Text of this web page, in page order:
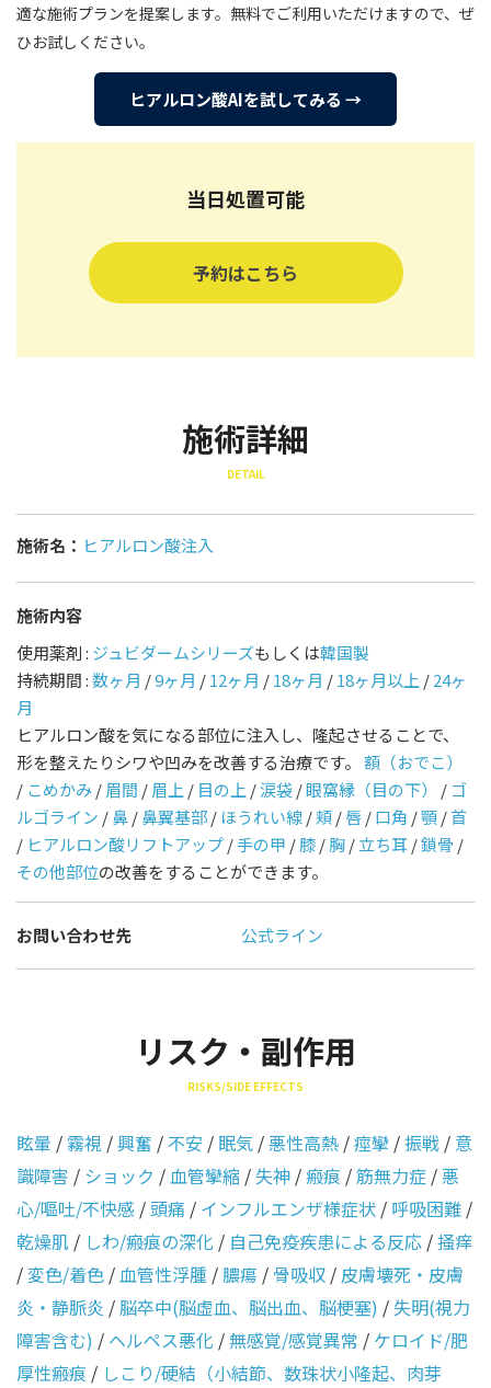
適な施術プランを提案します。無料でご利用いただけますので、ぜ
ひお試しください。
ヒアルロン酸AIを試してみる →
当日処置可能
予約はこちら
施術詳細
DETAIL
施術名： ヒアルロン酸注入
施術内容
使用薬剤 : ジュビダームシリーズもしくは韓国製
持続期間 :数ヶ月 /9ヶ月 /12ヶ月 /18ヶ月 /18ヶ月以上/24ヶ
月
ヒアルロン酸を気になる部位に注入し、隆起させることで、
形を整えたりシワや凹みを改善する治療です。 額（おでこ）
/ こめかみ/眉間 /眉上/ 目の上/涙袋/眼窩縁（目の下） / ゴ
ルゴライン /鼻/鼻翼基部/ ほうれい線/頬/唇/口角 /顎/首
/ ヒアルロン酸リフトアップ/手の甲 /膝/胸/立ち耳/鎖骨 /
その他部位の改善をすることができます。
お問い合わせ先 公式ライン
リスク・副作用
RISKS/SIDE EFFECTS
眩暈 /霧視 /興奮 / 不安 / 眠気 /悪性高熱 /痙攣 /振戦 / 意
識障害 / ショック /血管攣縮 /失神 /瘢痕 /筋無力症 /悪
心/嘔吐/不快感 /頭痛 / インフルエンザ様症状 / 呼吸困難 /
乾燥肌 / しわ/瘢痕の深化 / 自己免疫疾患による反応 /掻痒
/変色/着色 /血管性浮腫 /膿瘍 / 骨吸収 / 皮膚壊死・皮膚
炎・静脈炎 /脳卒中(脳虚血、脳出血、脳梗塞) /失明(視力
障害含む) / ヘルペス悪化 /無感覚/感覚異常 / ケロイド/肥
厚性瘢痕 / しこり/硬結（小結節、数珠状小隆起、肉芽